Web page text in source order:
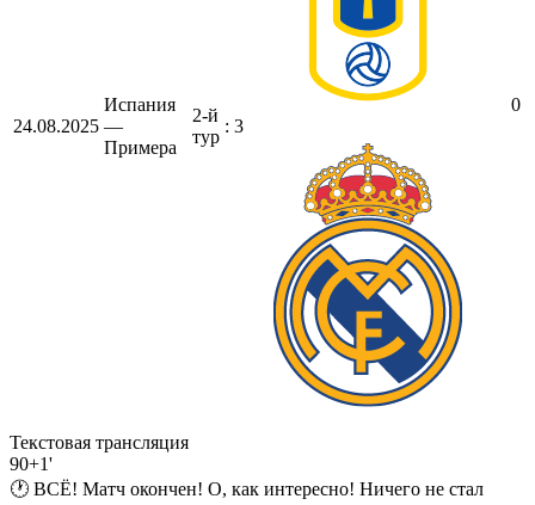
24.08.2025
Испания
—
Примера
2-й
тур
0
: 3
Текстовая трансляция
90+1'
🕐 ВСË! Матч окончен! О, как интересно! Ничего не стал